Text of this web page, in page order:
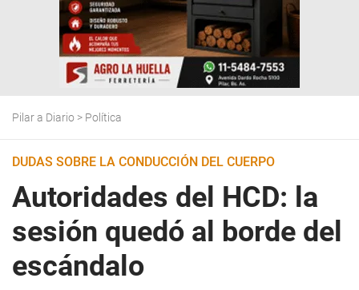
Pilar a Diario > Política
DUDAS SOBRE LA CONDUCCIÓN DEL CUERPO
Autoridades del HCD: la
sesión quedó al borde del
escándalo